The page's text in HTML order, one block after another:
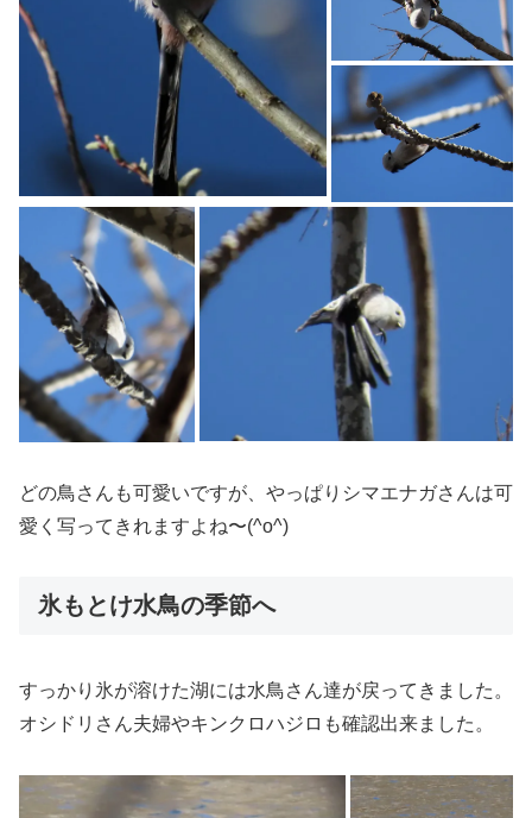
どの鳥さんも可愛いですが、やっぱりシマエナガさんは可
愛く写ってきれますよね〜(^o^)
氷もとけ水鳥の季節へ
すっかり氷が溶けた湖には水鳥さん達が戻ってきました。
オシドリさん夫婦やキンクロハジロも確認出来ました。